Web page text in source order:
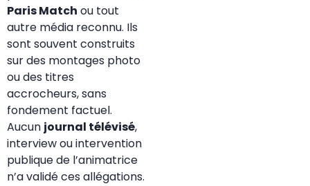
Paris Match ou tout
autre média reconnu. Ils
sont souvent construits
sur des montages photo
ou des titres
accrocheurs, sans
fondement factuel.
Aucun journal télévisé,
interview ou intervention
publique de l’animatrice
n’a validé ces allégations.